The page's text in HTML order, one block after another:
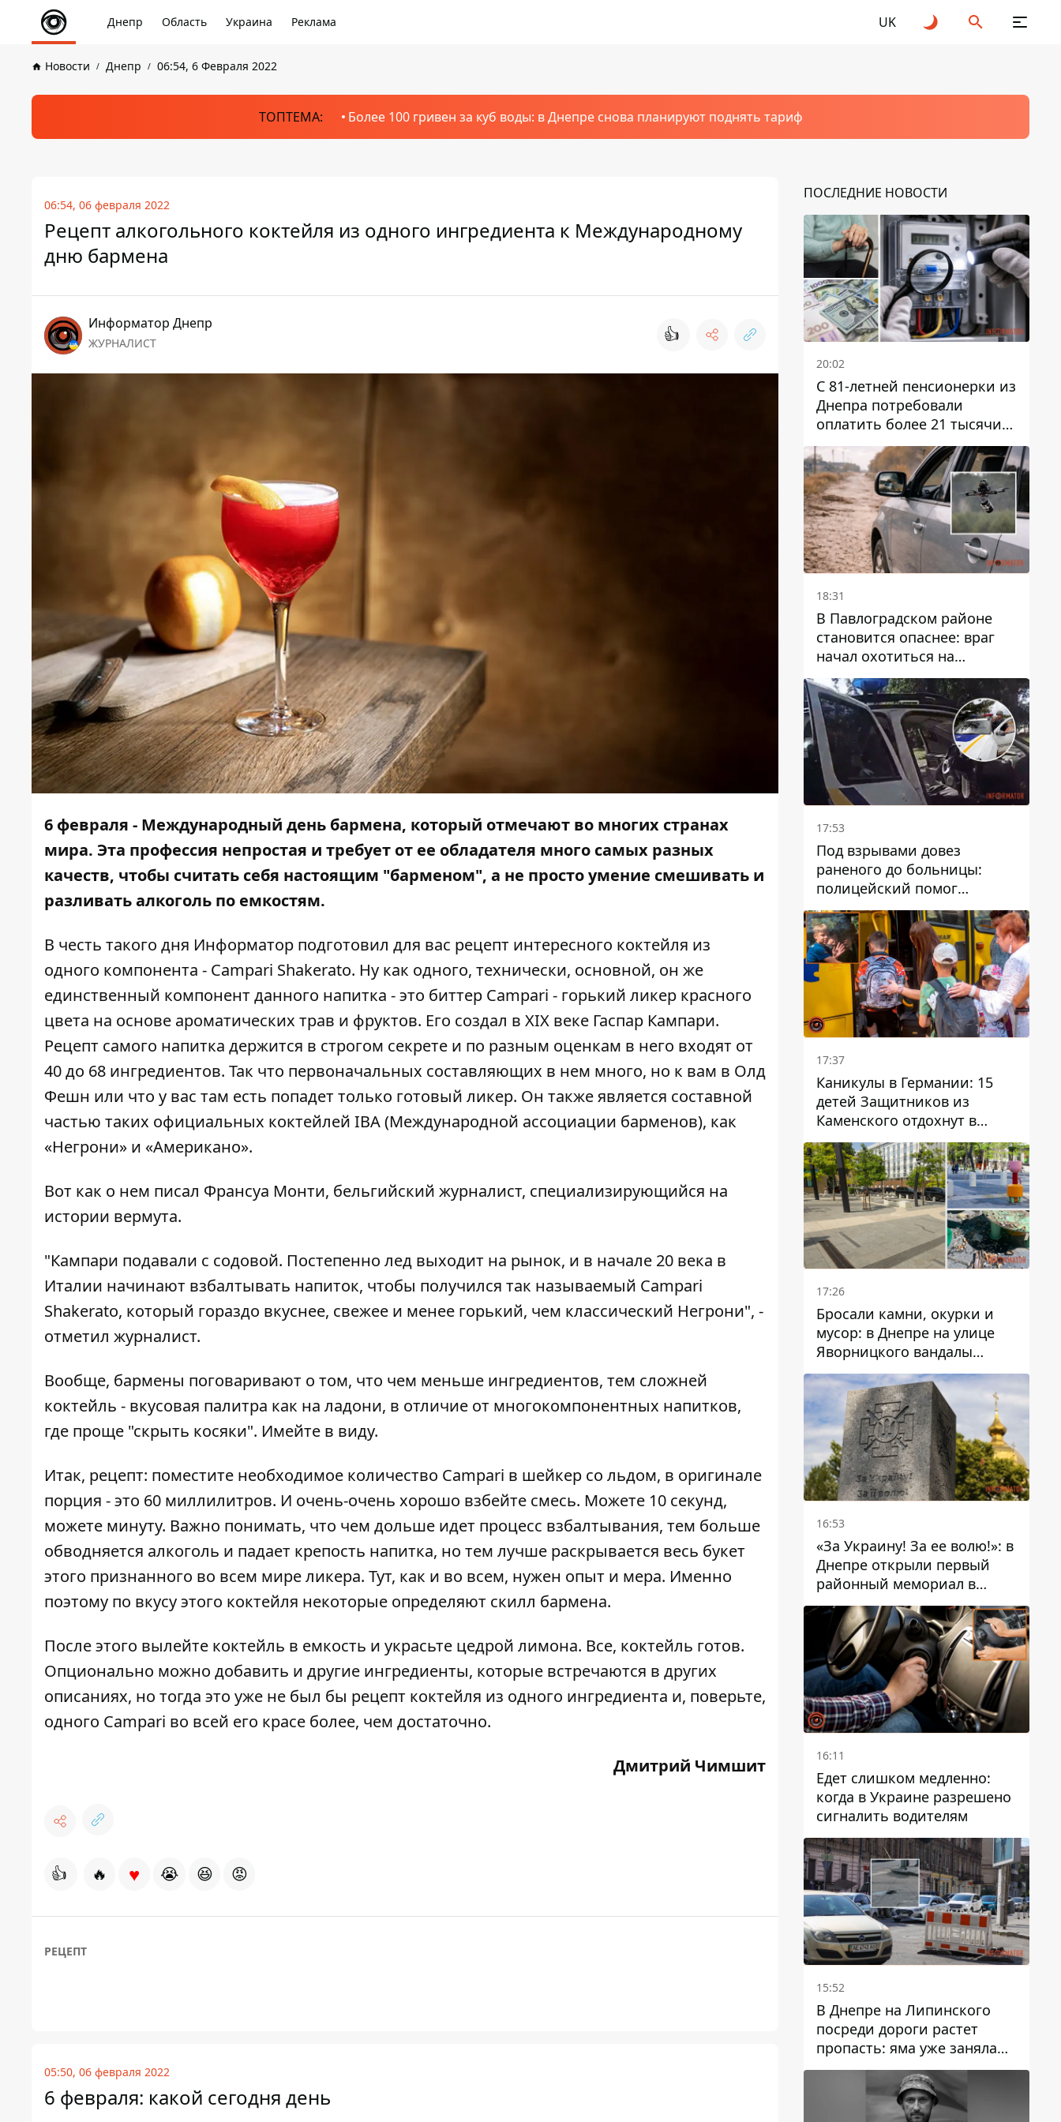
Днепр Область Украина Реклама UK
Новости Днепр 06:54, 6 Февраля 2022
ТОПТЕМА: Более 100 гривен за куб воды: в Днепре снова планируют поднять тариф
06:54, 06 февраля 2022
Рецепт алкогольного коктейля из одного ингредиента к Международному
дню бармена
Информатор Днепр
ЖУРНАЛИСТ 👍
6 февраля - Международный день бармена, который отмечают во многих странах
мира. Эта профессия непростая и требует от ее обладателя много самых разных
качеств, чтобы считать себя настоящим "барменом", а не просто умение смешивать и
разливать алкоголь по емкостям.
В честь такого дня Информатор подготовил для вас рецепт интересного коктейля из
одного компонента - Campari Shakerato. Ну как одного, технически, основной, он же
единственный компонент данного напитка - это биттер Campari - горький ликер красного
цвета на основе ароматических трав и фруктов. Его создал в XIX веке Гаспар Кампари.
Рецепт самого напитка держится в строгом секрете и по разным оценкам в него входят от
40 до 68 ингредиентов. Так что первоначальных составляющих в нем много, но к вам в Олд
Фешн или что у вас там есть попадет только готовый ликер. Он также является составной
частью таких официальных коктейлей IBA (Международной ассоциации барменов), как
«Негрони» и «Американо».
Вот как о нем писал Франсуа Монти, бельгийский журналист, специализирующийся на
истории вермута.
"Кампари подавали с содовой. Постепенно лед выходит на рынок, и в начале 20 века в
Италии начинают взбалтывать напиток, чтобы получился так называемый Campari
Shakerato, который гораздо вкуснее, свежее и менее горький, чем классический Негрони", -
отметил журналист.
Вообще, бармены поговаривают о том, что чем меньше ингредиентов, тем сложней
коктейль - вкусовая палитра как на ладони, в отличие от многокомпонентных напитков,
где проще "скрыть косяки". Имейте в виду.
Итак, рецепт: поместите необходимое количество Campari в шейкер со льдом, в оригинале
порция - это 60 миллилитров. И очень-очень хорошо взбейте смесь. Можете 10 секунд,
можете минуту. Важно понимать, что чем дольше идет процесс взбалтывания, тем больше
обводняется алкоголь и падает крепость напитка, но тем лучше раскрывается весь букет
этого признанного во всем мире ликера. Тут, как и во всем, нужен опыт и мера. Именно
поэтому по вкусу этого коктейля некоторые определяют скилл бармена.
После этого вылейте коктейль в емкость и украсьте цедрой лимона. Все, коктейль готов.
Опционально можно добавить и другие ингредиенты, которые встречаются в других
описаниях, но тогда это уже не был бы рецепт коктейля из одного ингредиента и, поверьте,
одного Campari во всей его красе более, чем достаточно.
Дмитрий Чимшит
👍 🔥 ♥ 😭 😆 😡
РЕЦЕПТ
05:50, 06 февраля 2022
6 февраля: какой сегодня день
ПОСЛЕДНИЕ НОВОСТИ
20:02
С 81-летней пенсионерки из
Днепра потребовали
оплатить более 21 тысячи
гривен за "вмешательство в
работу счетчика"
18:31
В Павлоградском районе
становится опаснее: враг
начал охотиться на
гражданский и военный
транспорт
17:53
Под взрывами довез
раненого до больницы:
полицейский помог
пострадавшему после атаки
на Каменский район
17:37
Каникулы в Германии: 15
детей Защитников из
Каменского отдохнут в
Вуппертале
17:26
Бросали камни, окурки и
мусор: в Днепре на улице
Яворницкого вандалы
повредили питьевые
фонтаны
16:53
«За Украину! За ее волю!»: в
Днепре открыли первый
районный мемориал в
честь погибших
Защитников
16:11
Едет слишком медленно:
когда в Украине разрешено
сигналить водителям
15:52
В Днепре на Липинского
посреди дороги растет
пропасть: яма уже заняла
полосу движения